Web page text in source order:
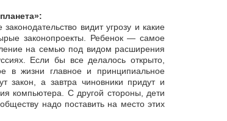
видит угрозу и какие
законопроекты. Ребенок — самое
на семью под видом расширения
Если бы все делалось открыто,
в жизни главное и принципиальное
закон, а завтра чиновники придут и
компьютера. С другой стороны, дети
надо поставить на место этих